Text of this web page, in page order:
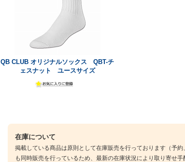
QB CLUB オリジナルソックス QBT-チ
ェスナット ユースサイズ
在庫について
掲載している商品は原則として在庫販売を行っております（予
も同時販売を行っているため、最新の在庫状況により取り寄せ